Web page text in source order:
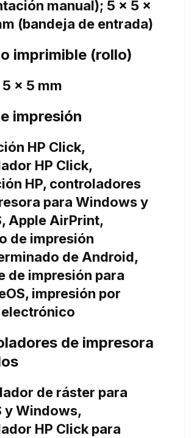
manual); 5 x 5 x
(bandeja de entrada)
imprimible (rollo)
x 5 mm
impresión
HP Click,
HP Click,
HP, controladores
para Windows y
Apple AirPrint,
de impresión
de Android,
de impresión para
impresión por
de impresora
de ráster para
y Windows,
HP Click para